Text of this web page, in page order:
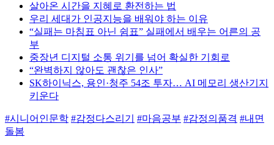
살아온 시간을 지혜로 환전하는 법
우리 세대가 인공지능을 배워야 하는 이유
“실패는 마침표 아닌 쉼표” 실패에서 배우는 어른의 공
부
중장년 디지털 소통 위기를 넘어 확실한 기회로
“완벽하지 않아도 괜찮은 인사”
SK하이닉스, 용인·청주 54조 투자… AI 메모리 생산기지
키운다
#시니어인문학 #감정다스리기 #마음공부 #감정의품격 #내면
돌봄